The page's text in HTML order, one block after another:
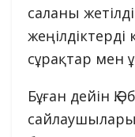
саланы
сұрақтар мен
Бұған дейін